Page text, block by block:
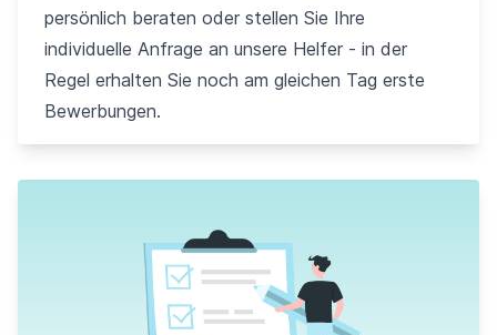
persönlich beraten oder stellen Sie Ihre
individuelle Anfrage an unsere Helfer - in der
Regel erhalten Sie noch am gleichen Tag erste
Bewerbungen.